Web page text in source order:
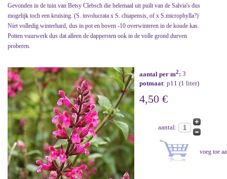
Gevonden in de tuin van Betsy Clebsch die helemaal uit puilt van de Salvia's dus
mogelijk toch een kruising. (S. involucrata x S. chiapensis, of x S.microphylla?)
Niet volledig winterhard, dus in pot en boven -10 overwinteren in de koude kas.
Potten vuurwerk dus dat alleen de dappersten ook in de volle grond durven
proberen.
aantal per m2: 3
potmaat: p11 (1 liter)
4,50 €
aantal: